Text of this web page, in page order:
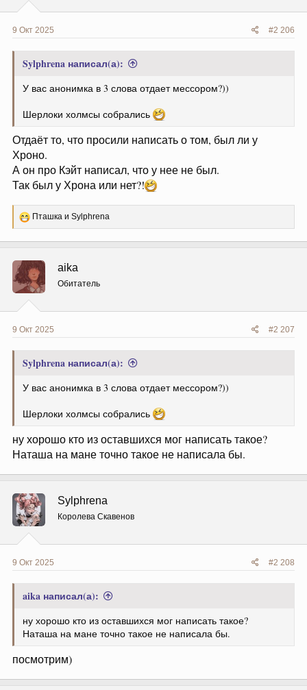
9 Окт 2025 #2 206
Sylphrena написал(а):
У вас анонимка в 3 слова отдает мессором?))
Шерлоки холмсы собрались
Отдаёт то, что просили написать о том, был ли у
Хроно.
А он про Кэйт написал, что у нее не был.
Так был у Хрона или нет?!
Р
е
ц
и
и
:
Пташка и Sylphrena
aika
Обитатель
9 Окт 2025 #2 207
Sylphrena написал(а):
У вас анонимка в 3 слова отдает мессором?))
Шерлоки холмсы собрались
ну хорошо кто из оставшихся мог написать такое?
Наташа на мане точно такое не написала бы.
Sylphrena
Королева Скавенов
9 Окт 2025 #2 208
aika написал(а):
ну хорошо кто из оставшихся мог написать такое?
Наташа на мане точно такое не написала бы.
посмотрим)